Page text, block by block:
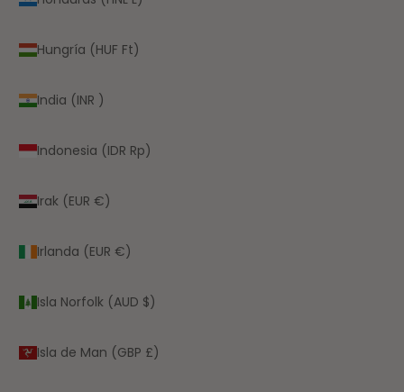
Hungría (HUF Ft)
India (INR ₹)
Indonesia (IDR Rp)
Irak (EUR €)
Irlanda (EUR €)
Isla Norfolk (AUD $)
Isla de Man (GBP £)